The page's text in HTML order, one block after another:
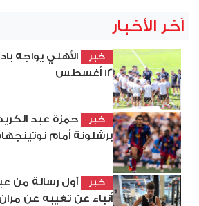
آخر الأخبار
خبر
الأهلي يواجه
12 أغسطس
خبر
حمزة عبد
برشلونة أمام
خبر
أول رسالة من
أنباء عن تغيبه عن